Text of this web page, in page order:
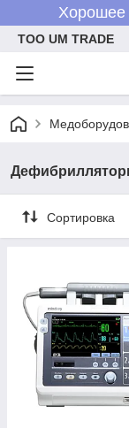
Хорошее
ТОО UM TRADE
Сортировка